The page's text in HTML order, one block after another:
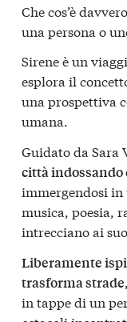
Che cos’è
una persona o
Sirene è un
esplora il
una prospettiva
umana.
Guidato da Sara
città indossando
immergendosi in
musica, poesia,
intrecciano ai
Liberamente
trasforma
in tappe di un